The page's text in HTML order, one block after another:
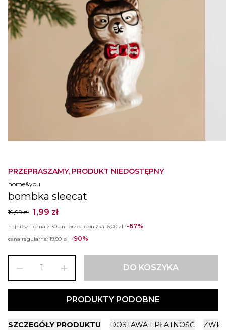
PRZEPRASZAMY, PRODUKT NIEDOSTĘPNY
home&you
bombka sleecat
19,99 zł 1,99 zł
najniższa cena z 30 dni przed obniżką: 6,00 zł -67%
cena regularna: 19,99 zł -90%
remove add DO KOSZYKA
PRODUKTY PODOBNE
SZCZEGÓŁY PRODUKTU DOSTAWA I PŁATNOŚĆ